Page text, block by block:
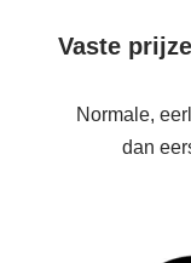
Vaste
Normale,
dan